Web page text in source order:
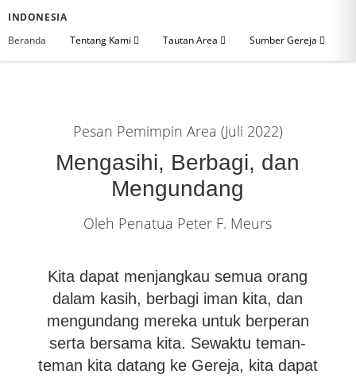
INDONESIA
Beranda
Tentang Kami Tautan Area Sumber Gereja
Pesan Pemimpin Area (Juli 2022)
Mengasihi, Berbagi, dan
Mengundang
Oleh Penatua Peter F. Meurs
Kita dapat menjangkau semua orang
dalam kasih, berbagi iman kita, dan
mengundang mereka untuk berperan
serta bersama kita. Sewaktu teman-
teman kita datang ke Gereja, kita dapat